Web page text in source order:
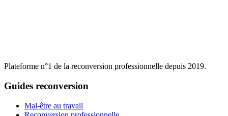
Plateforme n°1 de la reconversion professionnelle depuis 2019.
Guides reconversion
Mal-être au travail